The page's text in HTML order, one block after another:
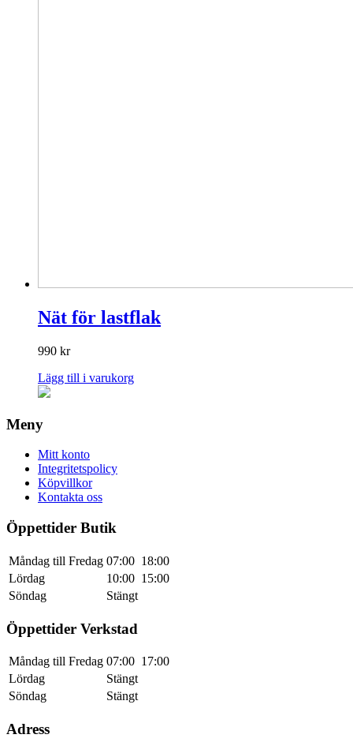
Nät för lastflak
990 kr
Lägg till i varukorg
Meny
Mitt konto
Integritetspolicy
Köpvillkor
Kontakta oss
Öppettider Butik
Måndag till Fredag 07:00 18:00
Lördag
10:00 15:00
Söndag
Stängt
Öppettider Verkstad
Måndag till Fredag 07:00 17:00
Lördag
Stängt
Söndag
Stängt
Adress